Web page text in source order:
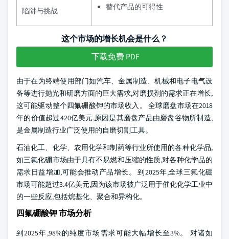
陷阱与挑战 替代产品的可得性
这个市场的增长机会是什么？
下载免费 PDF
由于在为终端使用部门如汽车、金属制造、机械和电子电气设
备等进行抛光和研磨方面的巨大需求,对磨损剂的需求正在增长,
这可能驱动整个四氟硼酸钾的市场收入。 全球磨盘市场在2018
年的价值超过420亿美元,原因是其磨盘产品由磨盘谷物所制造,
是金属制造行业广泛使用的自磨切割工具。
石油化工、化学、农用化学和制药等行业所使用的各种化学品,
如三氟化硼市场由于具有不易燃和压缩的性质,对各种化学品的
需求日益增加,可能会推动产品增长。 到2025年,全球三氟化硼
市场可能超过3.4亿美元,因为该市场被广泛用于催化化学工业中
的一些反应,包括烷基化、聚合和异构化。
四氟硼酸钾 市场分析
到2025年,98%的纯度市场需求可能大幅增长至3%。 对诸如